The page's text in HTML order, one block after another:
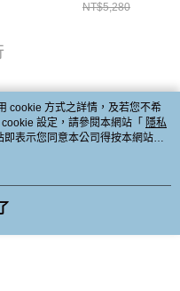
NT$5,280
cookie 方式之詳情，及若您不希
設定，請參閱本網站「 隱私
表示您同意本公司得按本網站使